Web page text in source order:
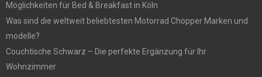
Möglichkeiten für Bed & Breakfast in Köln
Was sind die weltweit beliebtesten Motorrad Chopper Marken und
modelle?
Couchtische Schwarz – Die perfekte Ergänzung für Ihr
Wohnzimmer